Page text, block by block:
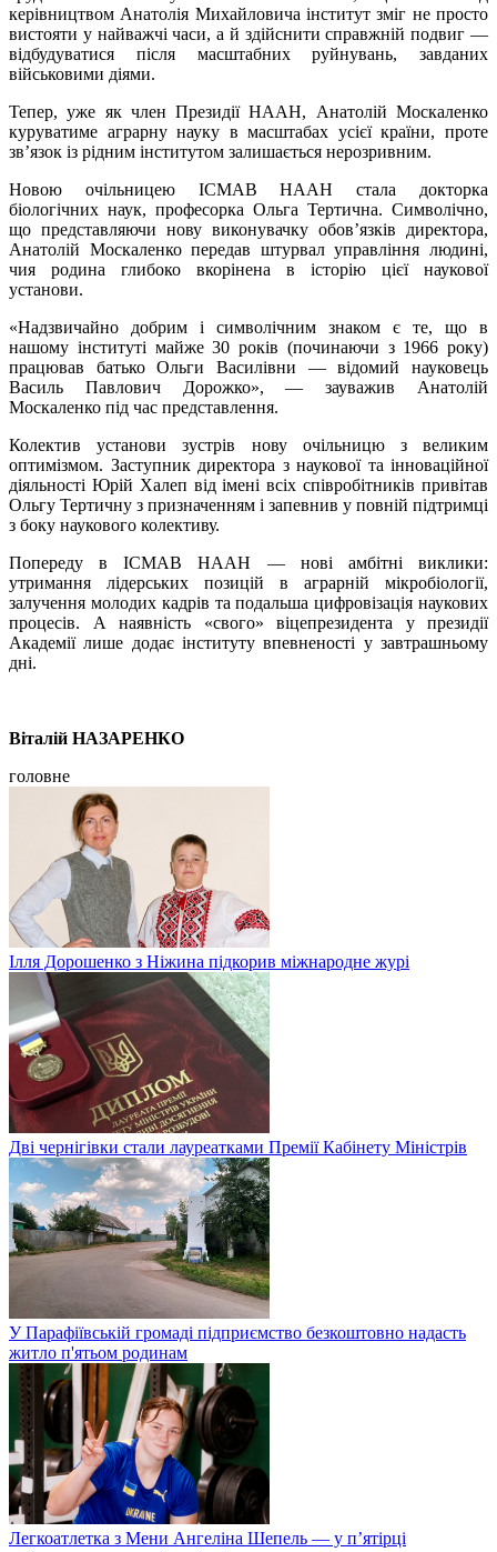
керівництвом Анатолія Михайловича інститут зміг не просто
вистояти у найважчі часи, а й здійснити справжній подвиг —
відбудуватися після масштабних руйнувань, завданих
військовими діями.
Тепер, уже як член Президії НААН, Анатолій Москаленко
куруватиме аграрну науку в масштабах усієї країни, проте
зв’язок із рідним інститутом залишається нерозривним.
Новою очільницею ІСМАВ НААН стала докторка
біологічних наук, професорка Ольга Тертична. Символічно,
що представляючи нову виконувачку обов’язків директора,
Анатолій Москаленко передав штурвал управління людині,
чия родина глибоко вкорінена в історію цієї наукової
установи.
«Надзвичайно добрим і символічним знаком є те, що в
нашому інституті майже 30 років (починаючи з 1966 року)
працював батько Ольги Василівни — відомий науковець
Василь Павлович Дорожко», — зауважив Анатолій
Москаленко під час представлення.
Колектив установи зустрів нову очільницю з великим
оптимізмом. Заступник директора з наукової та інноваційної
діяльності Юрій Халеп від імені всіх співробітників привітав
Ольгу Тертичну з призначенням і запевнив у повній підтримці
з боку наукового колективу.
Попереду в ІСМАВ НААН — нові амбітні виклики:
утримання лідерських позицій в аграрній мікробіології,
залучення молодих кадрів та подальша цифровізація наукових
процесів. А наявність «свого» віцепрезидента у президії
Академії лише додає інституту впевненості у завтрашньому
дні.
Віталій НАЗАРЕНКО
головне
Ілля Дорошенко з Ніжина підкорив міжнародне журі
Дві чернігівки стали лауреатками Премії Кабінету Міністрів
У Парафіївській громаді підприємство безкоштовно надасть
житло п'ятьом родинам
Легкоатлетка з Мени Ангеліна Шепель — у п’ятірці